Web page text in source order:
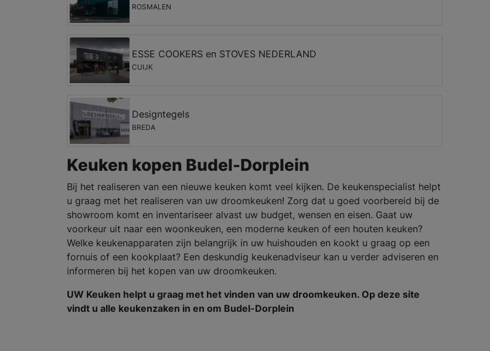
ROSMALEN
ESSE COOKERS en STOVES NEDERLAND
CUIJK
Designtegels
BREDA
Keuken kopen Budel-Dorplein
Bij het realiseren van een nieuwe keuken komt veel kijken. De keukenspecialist helpt
u graag met het realiseren van uw droomkeuken! Zorg dat u goed voorbereid bij de
showroom komt en inventariseer alvast uw budget, wensen en eisen. Gaat uw
voorkeur uit naar een woonkeuken, een moderne keuken of een houten keuken?
Welke keukenapparaten zijn belangrijk in uw huishouden en kookt u graag op een
fornuis of een kookplaat? Een deskundig keukenadviseur kan u verder adviseren en
informeren bij het kopen van uw droomkeuken.
UW Keuken helpt u graag met het vinden van uw droomkeuken. Op deze site
vindt u alle keukenzaken in en om Budel-Dorplein